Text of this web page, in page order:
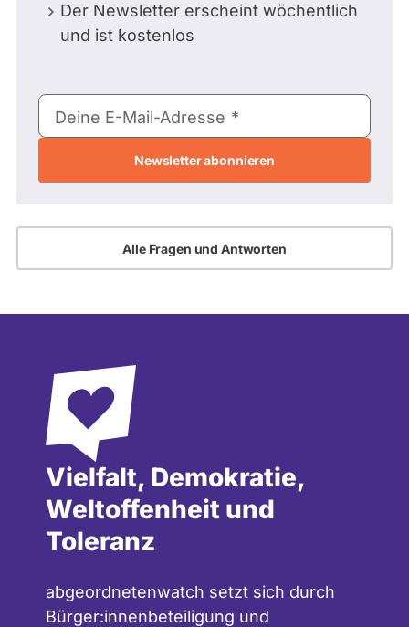
Der Newsletter erscheint wöchentlich
und ist kostenlos
E-
Mail-
Deine E-Mail-Adresse
Alle Fragen und Antworten
Vielfalt, Demokratie,
Weltoffenheit und
Toleranz
abgeordnetenwatch setzt sich durch
Bürger:innenbeteiligung und